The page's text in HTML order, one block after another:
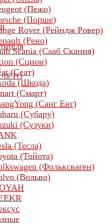
ЛЕТО
(Пежо)
(Порше)
Rover (Рейндж Ровер)
(Рено)
Scania (Сааб Скания)
(Сцион)
(Сеат)
(Шкода)
(Смарт)
(Санг Енг)
(Субару)
(Сузуки)
(Тесла)
(Тойота)
(Фольксваген)
(Вольво)